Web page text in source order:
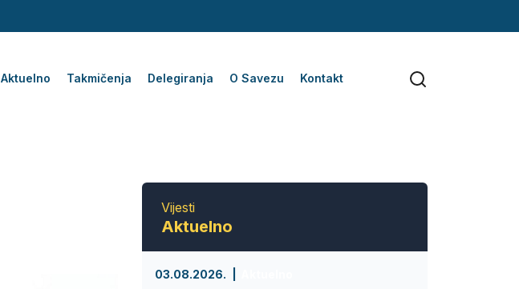
Aktuelno Takmičenja Delegiranja O Savezu Kontakt
Vijesti
Aktuelno
03.08.2026.